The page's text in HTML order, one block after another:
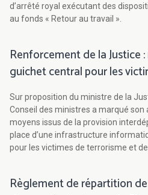
d’arrêté royal exécutant des
au fonds « Retour au travail ».
Renforcement de la Justice
guichet central pour les
Sur proposition du ministre de la
Conseil des ministres a marqué son
moyens issus de la provision
place d’une infrastructure
pour les victimes de terrorisme et
Règlement de répartition